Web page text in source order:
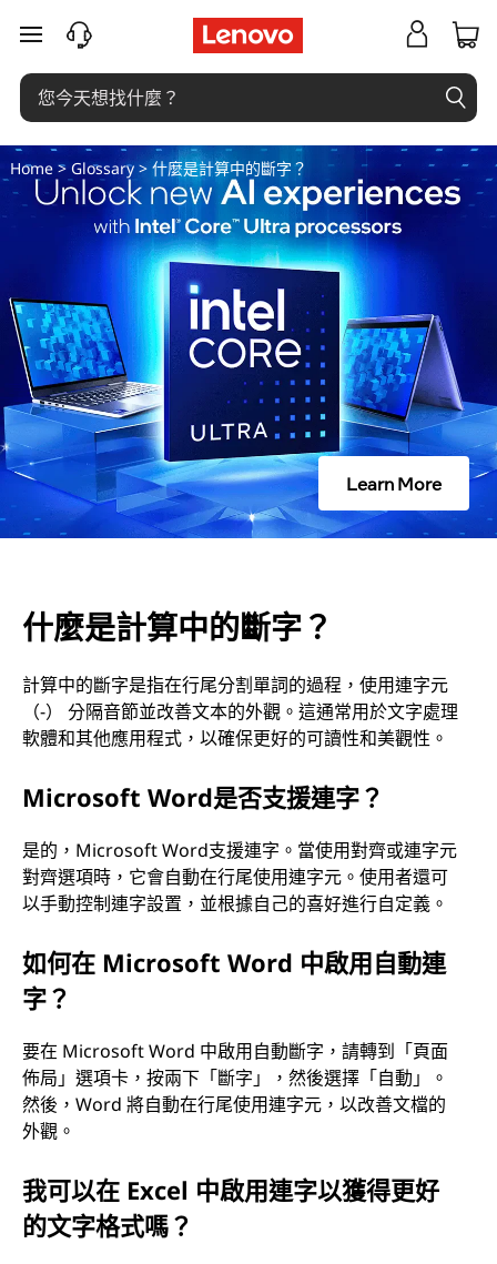
什
麼
是
計
算
的
斷
字
？
跳至主要內容
Home> Glossary> 什麼是計算中的斷字？
Learn More
什麼是計算中的斷字？
計算中的斷字是指在行尾分割單詞的過程，使用連字元
（-） 分隔音節並改善文本的外觀。這通常用於文字處理
軟體和其他應用程式，以確保更好的可讀性和美觀性。
Microsoft Word是否支援連字？
是的，Microsoft Word支援連字。當使用對齊或連字元
對齊選項時，它會自動在行尾使用連字元。使用者還可
以手動控制連字設置，並根據自己的喜好進行自定義。
如何在 Microsoft Word 中啟用自動連
字？
要在 Microsoft Word 中啟用自動斷字，請轉到「頁面
佈局」選項卡，按兩下「斷字」，然後選擇「自動」。
然後，Word 將自動在行尾使用連字元，以改善文檔的
外觀。
我可以在 Excel 中啟用連字以獲得更好
的文字格式嗎？